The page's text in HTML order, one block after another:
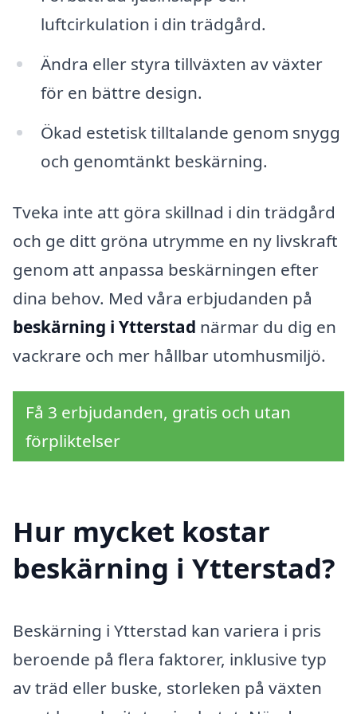
luftcirkulation i din trädgård.
Ändra eller styra tillväxten av växter
för en bättre design.
Ökad estetisk tilltalande genom snygg
och genomtänkt beskärning.
Tveka inte att göra skillnad i din trädgård
och ge ditt gröna utrymme en ny livskraft
genom att anpassa beskärningen efter
dina behov. Med våra erbjudanden på
beskärning i Ytterstad närmar du dig en
vackrare och mer hållbar utomhusmiljö.
Få 3 erbjudanden, gratis och utan
förpliktelser
Hur mycket kostar
beskärning i Ytterstad?
Beskärning i Ytterstad kan variera i pris
beroende på flera faktorer, inklusive typ
av träd eller buske, storleken på växten